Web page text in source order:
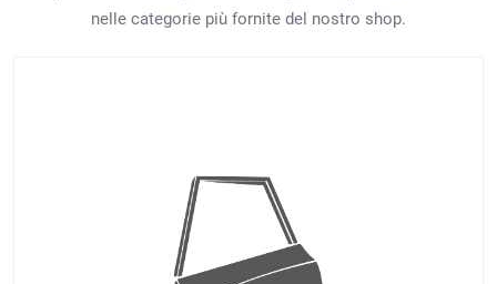
nelle categorie più fornite del nostro shop.